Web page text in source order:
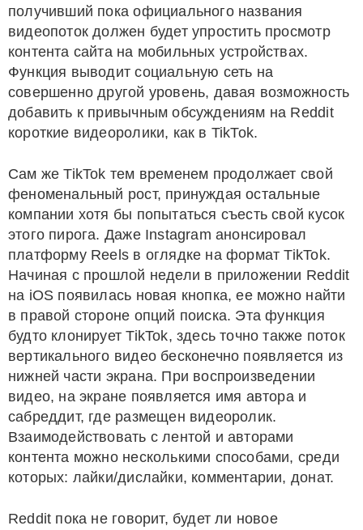
получивший пока официального названия
видеопоток должен будет упростить просмотр
контента сайта на мобильных устройствах.
Функция выводит социальную сеть на
совершенно другой уровень, давая возможность
добавить к привычным обсуждениям на Reddit
короткие видеоролики, как в TikTok.
Сам же TikTok тем временем продолжает свой
феноменальный рост, принуждая остальные
компании хотя бы попытаться съесть свой кусок
этого пирога. Даже Instagram анонсировал
платформу Reels в оглядке на формат TikTok.
Начиная с прошлой недели в приложении Reddit
на iOS появилась новая кнопка, ее можно найти
в правой стороне опций поиска. Эта функция
будто клонирует TikTok, здесь точно также поток
вертикального видео бесконечно появляется из
нижней части экрана. При воспроизведении
видео, на экране появляется имя автора и
сабреддит, где размещен видеоролик.
Взаимодействовать с лентой и авторами
контента можно несколькими способами, среди
которых: лайки/дислайки, комментарии, донат.
Reddit пока не говорит, будет ли новое